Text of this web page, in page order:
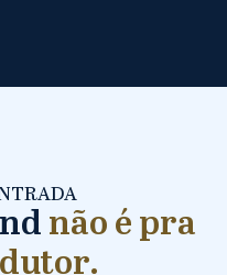
não é pra